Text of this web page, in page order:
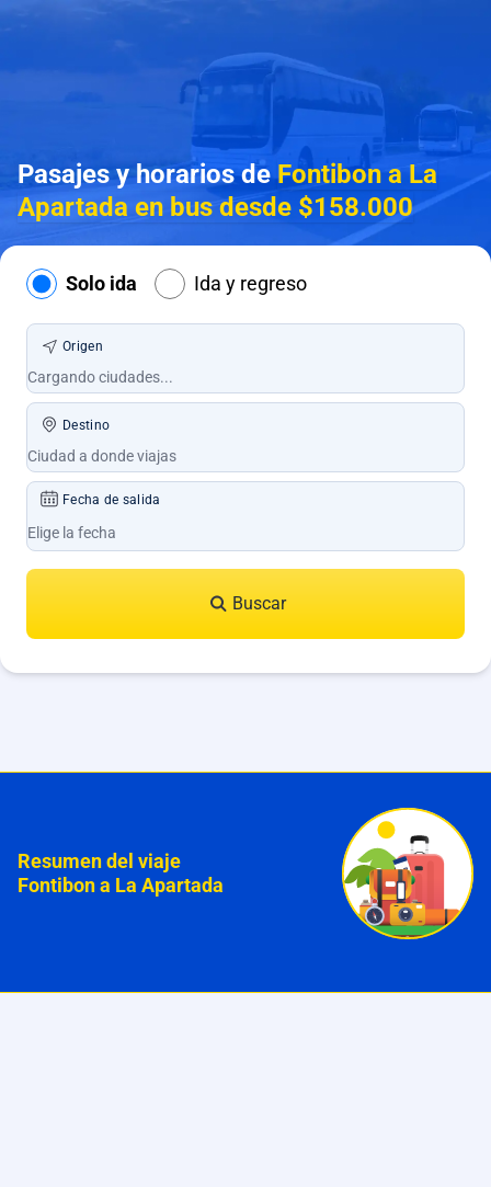
Pasajes y horarios deFontibon a La
Apartada en bus desde $158.000
Solo ida Ida y regreso
Origen
Destino
Fecha de salida
Buscar
Resumen del viaje
Fontibon a La Apartada